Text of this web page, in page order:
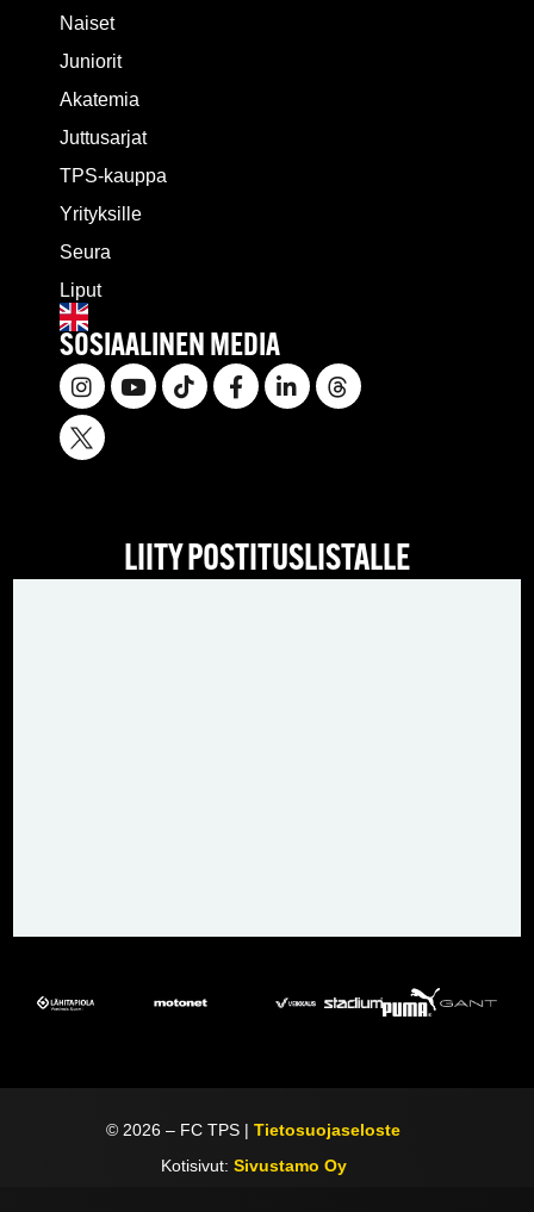
Naiset
Juniorit
Akatemia
Juttusarjat
TPS-kauppa
Yrityksille
Seura
Liput
SOSIAALINEN MEDIA
LIITY POSTITUSLISTALLE
© 2026 – FC TPS |Tietosuojaseloste
Kotisivut: Sivustamo Oy